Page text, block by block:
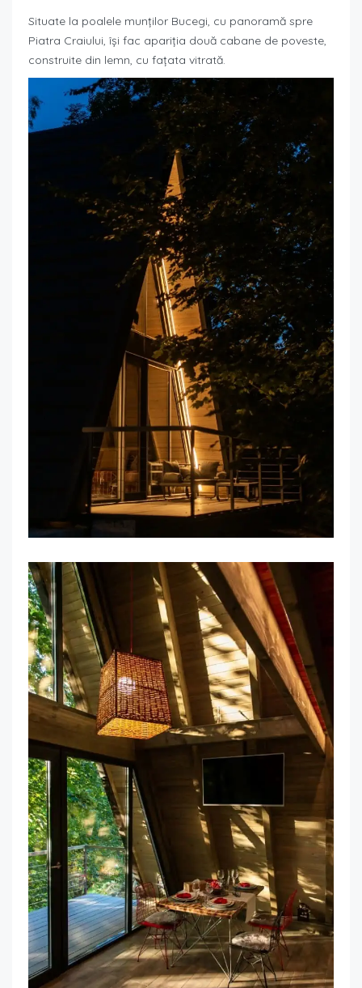
Situate la poalele munților Bucegi, cu panoramă spre
Piatra Craiului, își fac apariția două cabane de poveste,
construite din lemn, cu fațata vitrată.